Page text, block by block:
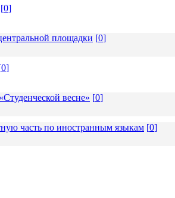
[0]
площадки [0]
0]
весне» [0]
часть по иностранным языкам [0]